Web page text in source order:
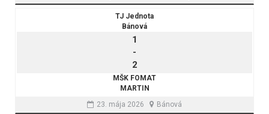
TJ Jednota
Bánová
1
-
2
MŠK FOMAT
MARTIN
23. mája 2026
Bánová